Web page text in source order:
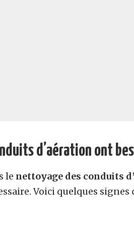
d’aération ont
le nettoyage des conduits
Voici quelques